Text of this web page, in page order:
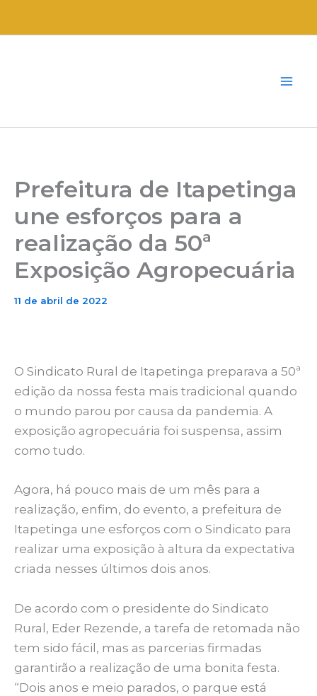
Prefeitura de Itapetinga
une esforços para a
realização da 50ª
Exposição Agropecuária
11 de abril de 2022
O Sindicato Rural de Itapetinga preparava a 50ª
edição da nossa festa mais tradicional quando
o mundo parou por causa da pandemia. A
exposição agropecuária foi suspensa, assim
como tudo.
Agora, há pouco mais de um mês para a
realização, enfim, do evento, a prefeitura de
Itapetinga une esforços com o Sindicato para
realizar uma exposição à altura da expectativa
criada nesses últimos dois anos.
De acordo com o presidente do Sindicato
Rural, Eder Rezende, a tarefa de retomada não
tem sido fácil, mas as parcerias firmadas
garantirão a realização de uma bonita festa.
“Dois anos e meio parados, o parque está